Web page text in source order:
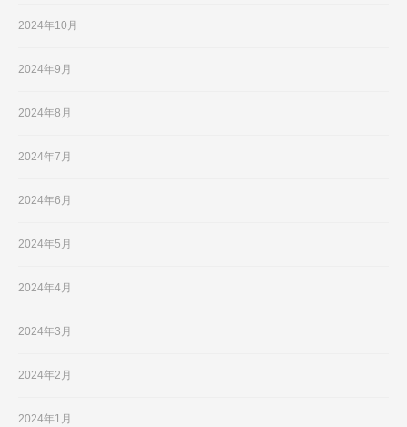
2024年10月
2024年9月
2024年8月
2024年7月
2024年6月
2024年5月
2024年4月
2024年3月
2024年2月
2024年1月